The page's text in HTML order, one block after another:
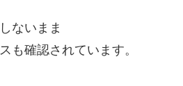
ないまま
も確認されています。